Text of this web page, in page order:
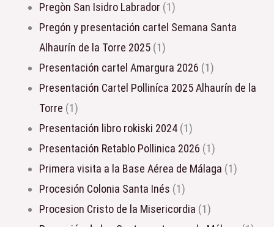
Pregòn San Isidro Labrador (1)
Pregón y presentación cartel Semana Santa
Alhaurín de la Torre 2025 (1)
Presentación cartel Amargura 2026 (1)
Presentación Cartel Polliníca 2025 Alhaurín de la
Torre (1)
Presentación libro rokiski 2024 (1)
Presentación Retablo Pollinica 2026 (1)
Primera visita a la Base Aérea de Málaga (1)
Procesión Colonia Santa Inés (1)
Procesion Cristo de la Misericordia (1)